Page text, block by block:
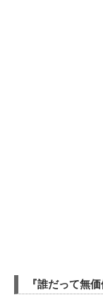
『誰だって無